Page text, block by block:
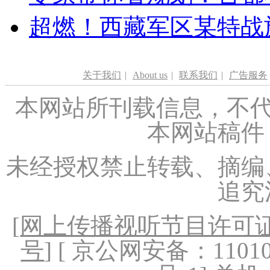
超燃！西藏军区某特
关于我们 | About us | 联系我们 | 广告服务
本网站所刊载信息，不
本网站稿
未经授权禁止转载、摘
追
[网上传播视听节目许可
号] [ 京公网安备：